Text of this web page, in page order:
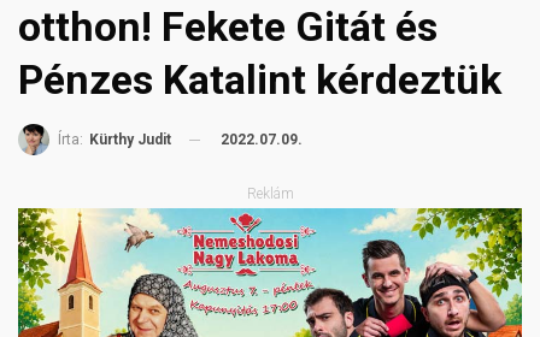
otthon! Fekete Gitát és
Pénzes Katalint kérdeztük
Írta: Kürthy Judit 2022.07.09.
Reklám